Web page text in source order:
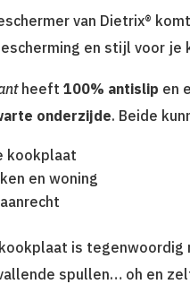
van Dietrix®
en stijl voor je
heeft100% antislip en
onderzijde. Beide
kookplaat
en woning
is
spullen… oh en